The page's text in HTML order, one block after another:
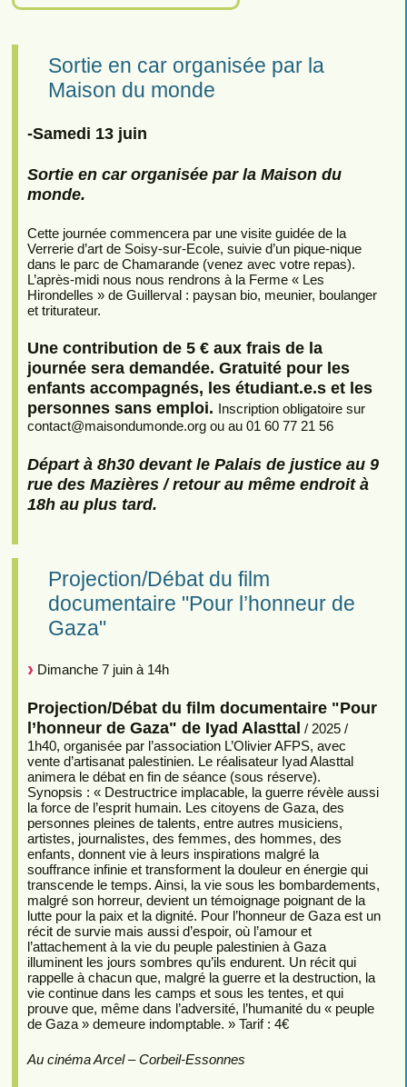
Sortie en car organisée par la
Maison du monde
-Samedi 13 juin
Sortie en car organisée par la Maison du
monde.
Cette journée commencera par une visite guidée de la
Verrerie d’art de Soisy-sur-Ecole, suivie d’un pique-nique
dans le parc de Chamarande (venez avec votre repas).
L’après-midi nous nous rendrons à la Ferme « Les
Hirondelles » de Guillerval : paysan bio, meunier, boulanger
et triturateur.
Une contribution de 5 € aux frais de la
journée sera demandée. Gratuité pour les
enfants accompagnés, les étudiant.e.s et les
personnes sans emploi. Inscription obligatoire sur
contact@maisondumonde.org ou au 01 60 77 21 56
Départ à 8h30 devant le Palais de justice au 9
rue des Mazières / retour au même endroit à
18h au plus tard.
Projection/Débat du film
documentaire "Pour l’honneur de
Gaza"
Dimanche 7 juin à 14h
Projection/Débat du film documentaire "Pour
l’honneur de Gaza" de Iyad Alasttal / 2025 /
1h40, organisée par l’association L’Olivier AFPS, avec
vente d’artisanat palestinien. Le réalisateur Iyad Alasttal
animera le débat en fin de séance (sous réserve).
Synopsis : « Destructrice implacable, la guerre révèle aussi
la force de l’esprit humain. Les citoyens de Gaza, des
personnes pleines de talents, entre autres musiciens,
artistes, journalistes, des femmes, des hommes, des
enfants, donnent vie à leurs inspirations malgré la
souffrance infinie et transforment la douleur en énergie qui
transcende le temps. Ainsi, la vie sous les bombardements,
malgré son horreur, devient un témoignage poignant de la
lutte pour la paix et la dignité. Pour l’honneur de Gaza est un
récit de survie mais aussi d’espoir, où l’amour et
l’attachement à la vie du peuple palestinien à Gaza
illuminent les jours sombres qu’ils endurent. Un récit qui
rappelle à chacun que, malgré la guerre et la destruction, la
vie continue dans les camps et sous les tentes, et qui
prouve que, même dans l’adversité, l’humanité du « peuple
de Gaza » demeure indomptable. » Tarif : 4€
Au cinéma Arcel – Corbeil-Essonnes